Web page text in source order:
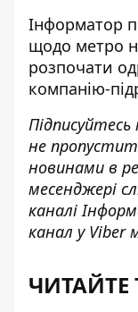
Інформатор
щодо метро
розпочати
компанію-
не
новинами в
месенджері
каналі
канал у Viber
ЧИТАЙТЕ